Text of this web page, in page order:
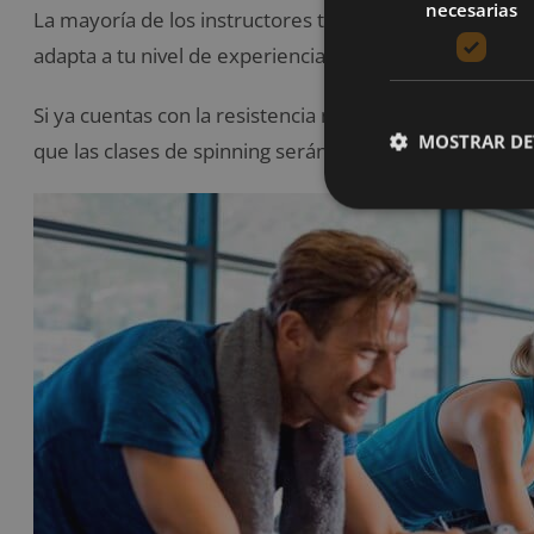
La mayoría de los instructores te ofrecen gran
adapta a tu nivel de experiencia.
Si ya cuentas con la resistencia necesaria para escalar
que las clases de spinning serán más fáciles para ti.
necesarias
MOSTRAR